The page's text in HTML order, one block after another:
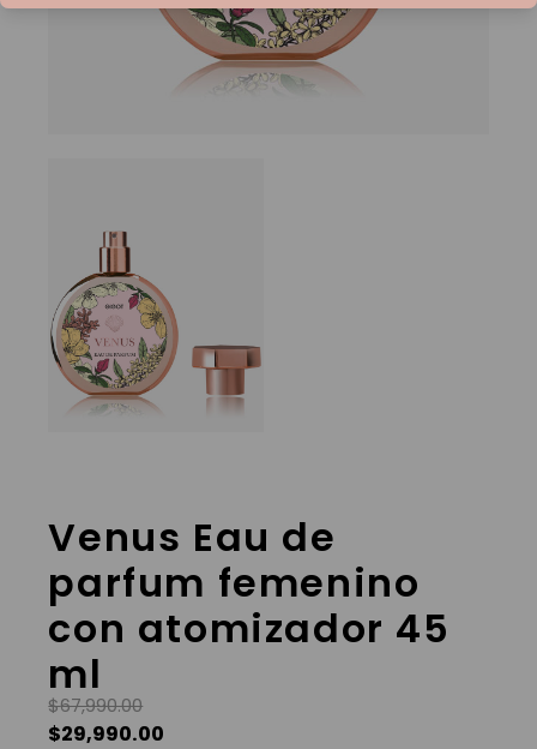
Venus Eau de
parfum femenino
con atomizador 45
ml
$67,990.00
$29,990.00